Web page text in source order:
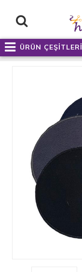
ÜRÜN ÇEŞİTLERİ